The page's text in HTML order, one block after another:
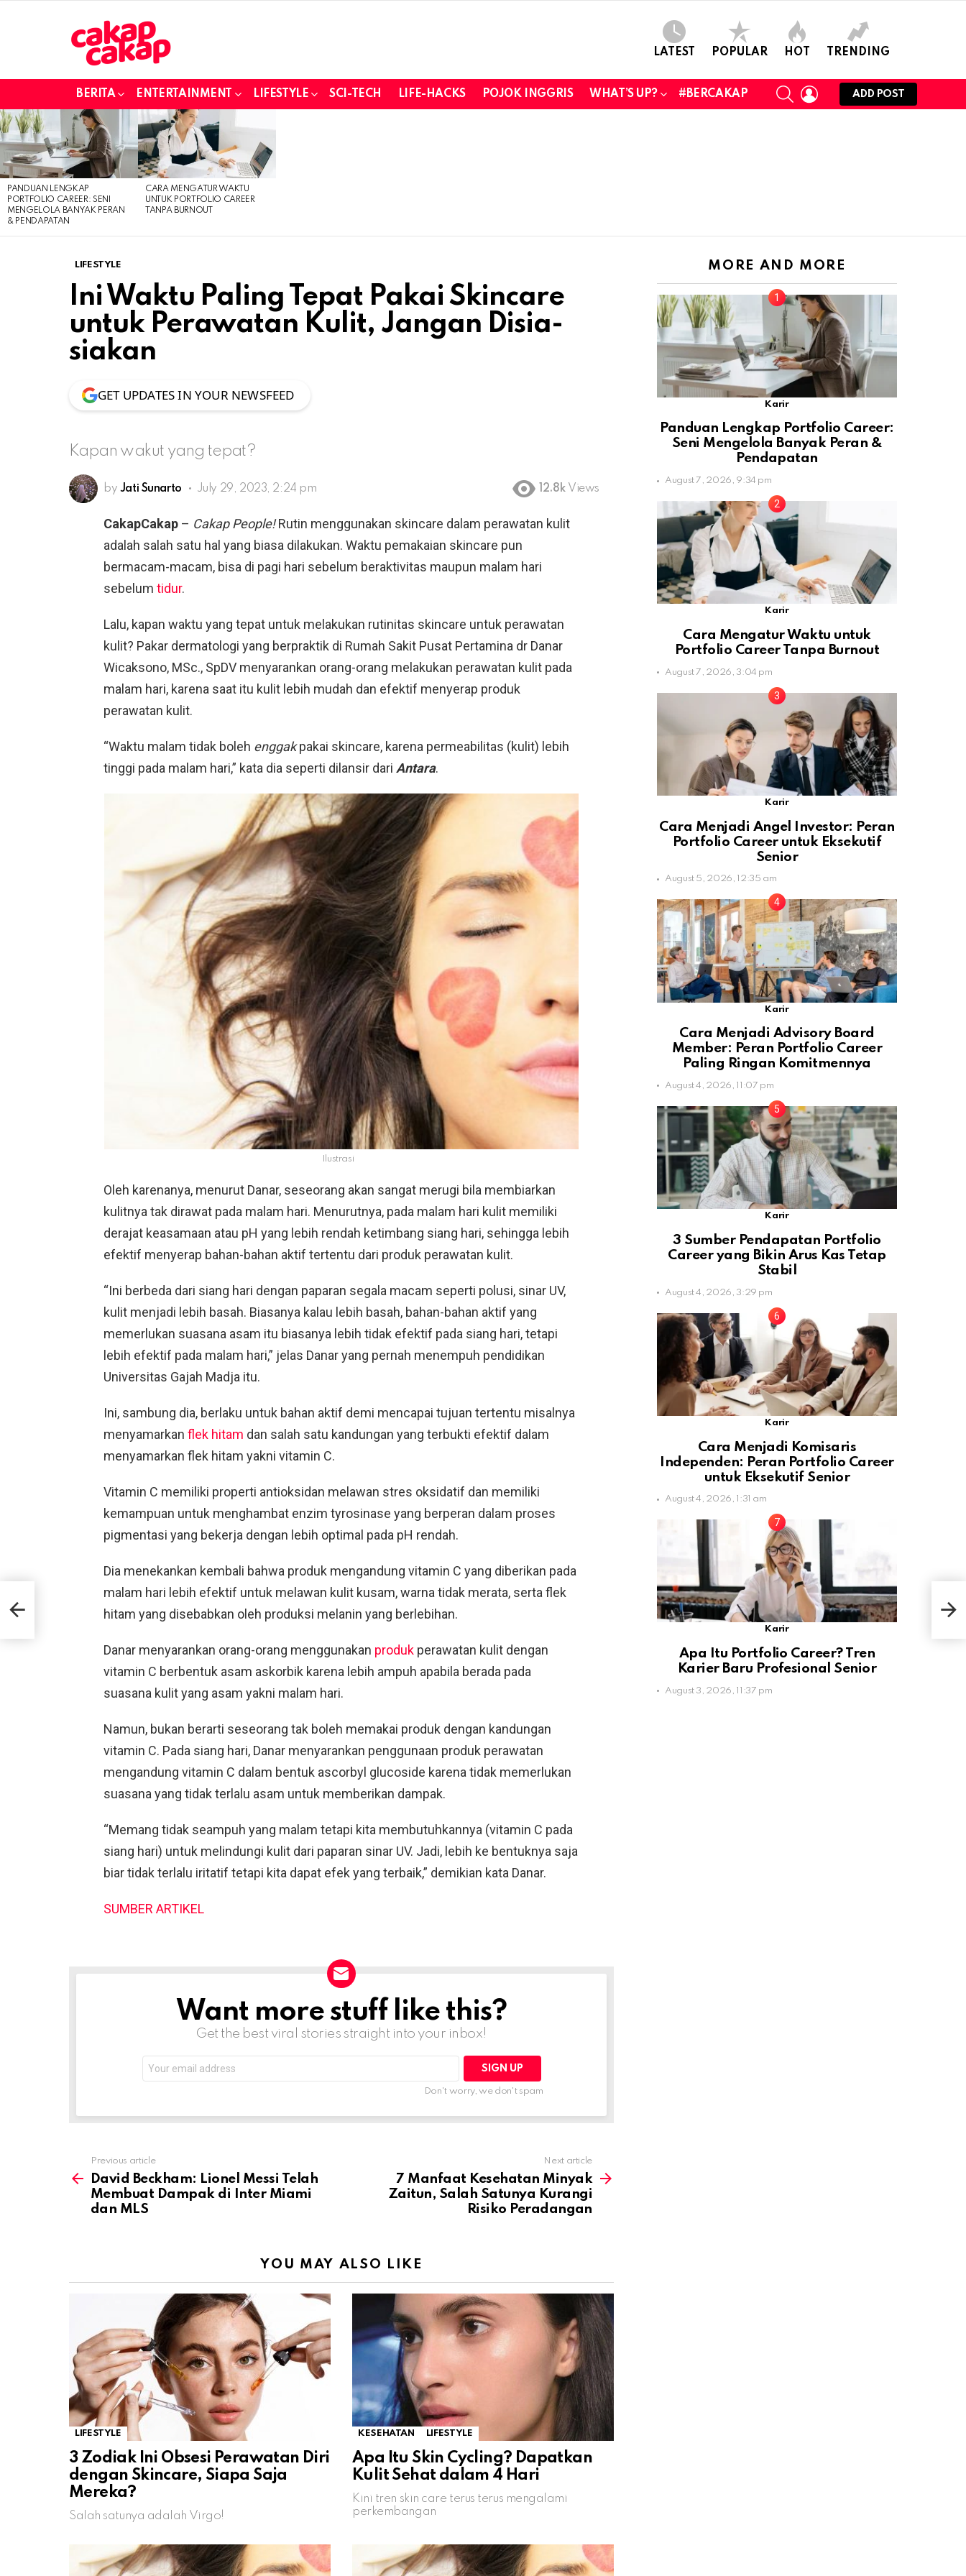
LATEST POPULAR HOT TRENDING
BERITA ENTERTAINMENT LIFESTYLE SCI-TECH LIFE-HACKS POJOK INGGRIS WHAT’S UP? #BERCAKAP
SEARCHLOGIN
ADD POST
LATEST
STORIES
PANDUAN LENGKAP
PORTFOLIO CAREER: SENI
MENGELOLA BANYAK PERAN
& PENDAPATAN
CARA MENGATUR WAKTU
UNTUK PORTFOLIO CAREER
TANPA BURNOUT
LIFESTYLE
Ini Waktu Paling Tepat Pakai Skincare
untuk Perawatan Kulit, Jangan Disia-
siakan
GET UPDATES IN YOUR NEWSFEED
Kapan wakut yang tepat?
by Jati Sunarto July 29, 2023, 2:24 pm 12.8k Views
CakapCakap – Cakap People!Rutin menggunakan skincare dalam perawatan kulit
adalah salah satu hal yang biasa dilakukan. Waktu pemakaian skincare pun
bermacam-macam, bisa di pagi hari sebelum beraktivitas maupun malam hari
sebelum tidur.
Lalu, kapan waktu yang tepat untuk melakukan rutinitas skincare untuk perawatan
kulit? Pakar dermatologi yang berpraktik di Rumah Sakit Pusat Pertamina dr Danar
Wicaksono, MSc., SpDV menyarankan orang-orang melakukan perawatan kulit pada
malam hari, karena saat itu kulit lebih mudah dan efektif menyerap produk
perawatan kulit.
“Waktu malam tidak boleh enggakpakai skincare, karena permeabilitas (kulit) lebih
tinggi pada malam hari,” kata dia seperti dilansir dari Antara.
Ilustrasi
Oleh karenanya, menurut Danar, seseorang akan sangat merugi bila membiarkan
kulitnya tak dirawat pada malam hari. Menurutnya, pada malam hari kulit memiliki
derajat keasamaan atau pH yang lebih rendah ketimbang siang hari, sehingga lebih
efektif menyerap bahan-bahan aktif tertentu dari produk perawatan kulit.
“Ini berbeda dari siang hari dengan paparan segala macam seperti polusi, sinar UV,
kulit menjadi lebih basah. Biasanya kalau lebih basah, bahan-bahan aktif yang
memerlukan suasana asam itu biasanya lebih tidak efektif pada siang hari, tetapi
lebih efektif pada malam hari,” jelas Danar yang pernah menempuh pendidikan
Universitas Gajah Madja itu.
Ini, sambung dia, berlaku untuk bahan aktif demi mencapai tujuan tertentu misalnya
menyamarkan flek hitam dan salah satu kandungan yang terbukti efektif dalam
menyamarkan flek hitam yakni vitamin C.
Vitamin C memiliki properti antioksidan melawan stres oksidatif dan memiliki
kemampuan untuk menghambat enzim tyrosinase yang berperan dalam proses
pigmentasi yang bekerja dengan lebih optimal pada pH rendah.
Dia menekankan kembali bahwa produk mengandung vitamin C yang diberikan pada
malam hari lebih efektif untuk melawan kulit kusam, warna tidak merata, serta flek
hitam yang disebabkan oleh produksi melanin yang berlebihan.
Danar menyarankan orang-orang menggunakan produk perawatan kulit dengan
vitamin C berbentuk asam askorbik karena lebih ampuh apabila berada pada
suasana kulit yang asam yakni malam hari.
Namun, bukan berarti seseorang tak boleh memakai produk dengan kandungan
vitamin C. Pada siang hari, Danar menyarankan penggunaan produk perawatan
mengandung vitamin C dalam bentuk ascorbyl glucoside karena tidak memerlukan
suasana yang tidak terlalu asam untuk memberikan dampak.
“Memang tidak seampuh yang malam tetapi kita membutuhkannya (vitamin C pada
siang hari) untuk melindungi kulit dari paparan sinar UV. Jadi, lebih ke bentuknya saja
biar tidak terlalu iritatif tetapi kita dapat efek yang terbaik,” demikian kata Danar.
SUMBER ARTIKEL
NEWSLETTERWant more stuff like this?
Get the best viral stories straight into your inbox!
address:
Don't worry, we don't spam
more
Previous article
David Beckham: Lionel Messi Telah
Membuat Dampak di Inter Miami
dan MLS
Next article
7 Manfaat Kesehatan Minyak
Zaitun, Salah Satunya Kurangi
Risiko Peradangan
YOU MAY ALSO LIKE
LIFESTYLE
3 Zodiak Ini Obsesi Perawatan Diri
dengan Skincare, Siapa Saja
Mereka?
Salah satunya adalah Virgo!
KESEHATAN LIFESTYLE
Apa Itu Skin Cycling? Dapatkan
Kulit Sehat dalam 4 Hari
Kini tren skin care terus terus mengalami
perkembangan
MORE AND MORE
Karir
Panduan Lengkap Portfolio Career:
Seni Mengelola Banyak Peran &
Pendapatan
August 7, 2026, 9:34 pm
Karir
Cara Mengatur Waktu untuk
Portfolio Career Tanpa Burnout
August 7, 2026, 3:04 pm
Karir
Cara Menjadi Angel Investor: Peran
Portfolio Career untuk Eksekutif
Senior
August 5, 2026, 12:35 am
Karir
Cara Menjadi Advisory Board
Member: Peran Portfolio Career
Paling Ringan Komitmennya
August 4, 2026, 11:07 pm
Karir
3 Sumber Pendapatan Portfolio
Career yang Bikin Arus Kas Tetap
Stabil
August 4, 2026, 3:29 pm
Karir
Cara Menjadi Komisaris
Independen: Peran Portfolio Career
untuk Eksekutif Senior
August 4, 2026, 1:31 am
Karir
Apa Itu Portfolio Career? Tren
Karier Baru Profesional Senior
August 3, 2026, 11:37 pm